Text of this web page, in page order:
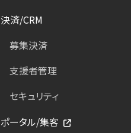
決済/CRM
募集決済
支援者管理
セキュリティ
ポータル/集客